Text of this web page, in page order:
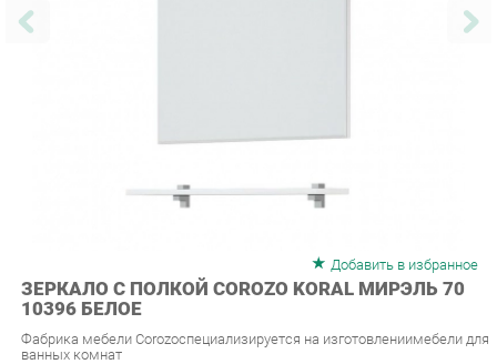
ЗЕРКАЛО С ПОЛКОЙ COROZO KORAL МИРЭЛЬ 70
10396 БЕЛОЕ
Фабрика мебели Corozoспециализируется на изготовлениимебели для
Рейтинг: (голосов: